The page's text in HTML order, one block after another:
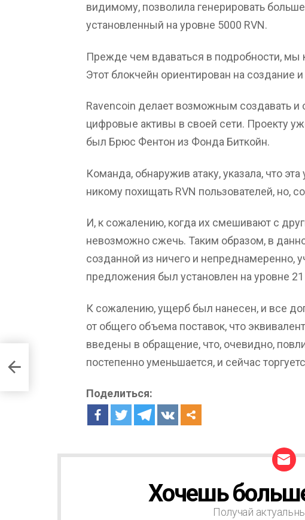
видимому, позволила генерировать
установленный на уровне 5000 RVN.
Прежде чем вдаваться в подробности, мы
Этот блокчейн ориентирован на создание
Ravencoin делает возможным создавать
цифровые активы в своей сети. Проекту
был Брюс Фентон из Фонда Биткойн.
Команда, обнаружив атаку, указала, что
никому похищать RVN пользователей, но,
И, к сожалению, когда их смешивают с
невозможно сжечь. Таким образом, в
созданной из ничего и непреднамеренно,
предложения был установлен на уровне
К сожалению, ущерб был нанесен, и все
от общего объема поставок, что
введены в обращение, что, очевидно,
постепенно уменьшается, и сейчас
Поделиться:
Хочешь
Получай